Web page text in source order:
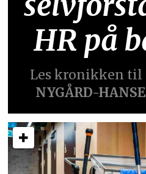
HR på
Les kronikken til
NYGÅRD-